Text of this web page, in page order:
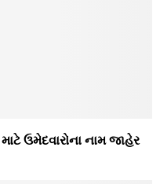
ઉમેદવારોના નામ જાહેર